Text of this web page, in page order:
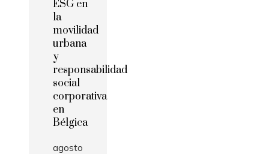
ESG en
la
movilidad
urbana
y
responsabilidad
social
corporativa
en
Bélgica
agosto